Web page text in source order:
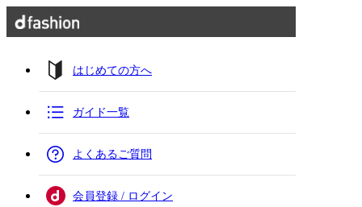
はじめての方へ
ガイド一覧
よくあるご質問
会員登録 / ログイン